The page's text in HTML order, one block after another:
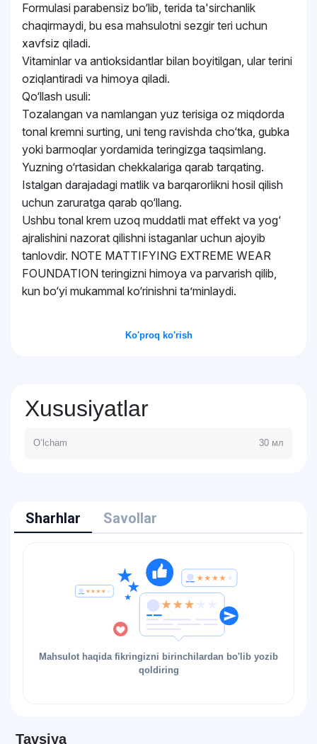
Formulasi parabensiz bo‘lib, terida ta'sirchanlik
chaqirmaydi, bu esa mahsulotni sezgir teri uchun
xavfsiz qiladi.
Vitaminlar va antioksidantlar bilan boyitilgan, ular terini
oziqlantiradi va himoya qiladi.
Qo‘llash usuli:
Tozalangan va namlangan yuz terisiga oz miqdorda
tonal kremni surting, uni teng ravishda cho‘tka, gubka
yoki barmoqlar yordamida teringizga taqsimlang.
Yuzning o‘rtasidan chekkalariga qarab tarqating.
Istalgan darajadagi matlik va barqarorlikni hosil qilish
uchun zaruratga qarab qo‘llang.
Ushbu tonal krem uzoq muddatli mat effekt va yog‘
ajralishini nazorat qilishni istaganlar uchun ajoyib
tanlovdir. NOTE MATTIFYING EXTREME WEAR
FOUNDATION teringizni himoya va parvarish qilib,
kun bo‘yi mukammal ko‘rinishni ta’minlaydi.
Ko'proq ko'rish
Xususiyatlar
O‘lcham 30 мл
Sharhlar Savollar
Mahsulot haqida fikringizni birinchilardan bo'lib yozib
qoldiring
Tavsiya